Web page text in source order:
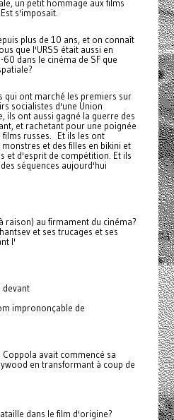
un petit hommage aux films
s'imposait.
plus de 10 ans, et on connaît
que l'URSS était aussi en
dans le cinéma de SF que
qui ont marché les premiers sur
socialistes d'une Union
ils ont aussi gagné la guerre des
et rachetant pour une poignée
films russes. Et ils les ont
et des filles en bikini et
et d'esprit de compétition. Et ils
séquences aujourd'hui
raison) au firmament du cinéma?
et ses trucages et ses
l'
devant
imprononçable de
Coppola avait commencé sa
en transformant à coup de
dans le film d'origine?